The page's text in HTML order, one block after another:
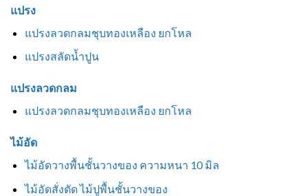
แปรง
แปรงลวดกลมชุบทองเหลือง ยกโหล
แปรงสลัดน้ำปูน
แปรงลวดกลม
แปรงลวดกลมชุบทองเหลือง ยกโหล
ไม้อัด
ไม้อัดวางพื้นชั้นวางของ ความหนา 10 มิล
ไม้อัดสั่งตัด ไม้ปูพื้นชั้นวางของ